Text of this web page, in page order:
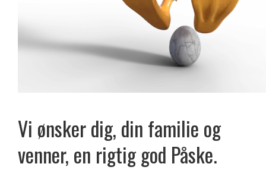
Vi ønsker dig, din familie og
venner, en rigtig god Påske.